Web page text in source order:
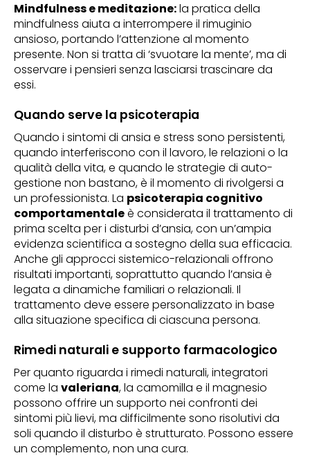
Mindfulness e meditazione:la pratica della
mindfulness aiuta a interrompere il rimuginio
ansioso, portando l’attenzione al momento
presente. Non si tratta di ‘svuotare la mente’, ma di
osservare i pensieri senza lasciarsi trascinare da
essi.
Quando serve la psicoterapia
Quando i sintomi di ansia e stress sono persistenti,
quando interferiscono con il lavoro, le relazioni o la
qualità della vita, e quando le strategie di auto-
gestione non bastano, è il momento di rivolgersi a
un professionista. La psicoterapia cognitivo
comportamentaleè considerata il trattamento di
prima scelta per i disturbi d’ansia, con un’ampia
evidenza scientifica a sostegno della sua efficacia.
Anche gli approcci sistemico-relazionali offrono
risultati importanti, soprattutto quando l’ansia è
legata a dinamiche familiari o relazionali. Il
trattamento deve essere personalizzato in base
alla situazione specifica di ciascuna persona.
Rimedi naturali e supporto farmacologico
Per quanto riguarda i rimedi naturali, integratori
come la valeriana, la camomilla e il magnesio
possono offrire un supporto nei confronti dei
sintomi più lievi, ma difficilmente sono risolutivi da
soli quando il disturbo è strutturato. Possono essere
un complemento, non una cura.